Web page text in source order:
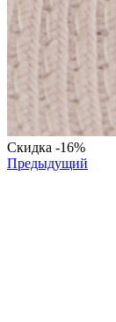
Скидка -16%
Предыдущий